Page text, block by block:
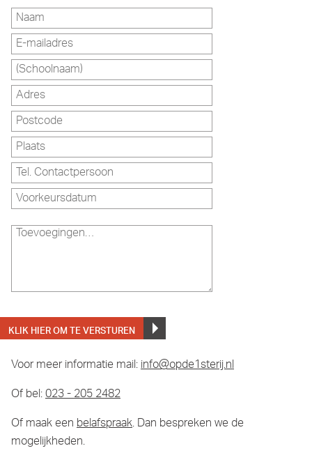
Voor meer informatie mail:info@opde1sterij.nl
Of bel:023 - 205 2482
Of maak eenbelafspraak. Dan bespreken we de
mogelijkheden.